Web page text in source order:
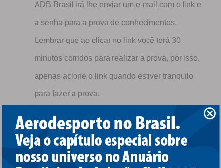
ADB Brasil irá lhe enviar um e-mail com o link e
a senha para a prova de conhecimentos.
Lembrar que ao clicar no link você terá 30
minutos corridos para realizar a prova, por isso,
apenas acione o link quando estiver tranquilo
para fazer a prova.
uma nota fiscal eletrônica de serviços.
Realizada a prova, tanto o praticante quanto o
ADB Brasil receberá um e-mail informando o